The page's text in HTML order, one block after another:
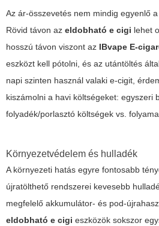
Az ár-összevetés nem mindig egyenlő
Rövid távon az eldobható e cigi lehet
hosszú távon viszont az IBvape E-
eszközt kell pótolni, és az utántöltés
napi szinten használ valaki e-cigit,
kiszámolni a havi költségeket: egyszeri
folyadék/porlasztó költségek vs.
Környezetvédelem és hulladék
A környezeti hatás egyre fontosabb
újratölthető rendszerei kevesebb
megfelelő akkumulátor- és pod-
eldobható e cigi eszközök sokszor